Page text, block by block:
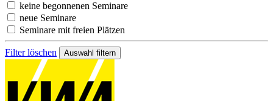
keine begonnenen Seminare
neue Seminare
Seminare mit freien Plätzen
Filter löschen